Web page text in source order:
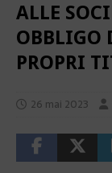
ALLE
OBBLIGO
PROPRI
26 mai 2023